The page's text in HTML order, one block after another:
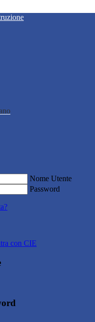
Nome Utente
Password
con CIE